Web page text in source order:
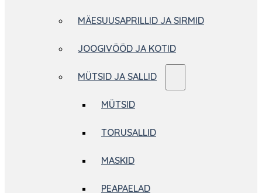
MÄESUUSAPRILLID JA SIRMID
JOOGIVÖÖD JA KOTID
MÜTSID JA SALLID
MÜTSID
TORUSALLID
MASKID
PEAPAELAD